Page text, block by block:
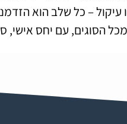
– כל שלב הוא
הסוגים, עם יחס אישי,